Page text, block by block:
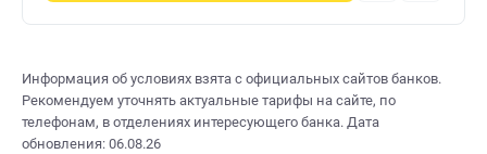
Информация об условиях взята с официальных сайтов банков.
Рекомендуем уточнять актуальные тарифы на сайте, по
телефонам, в отделениях интересующего банка. Дата
обновления: 06.08.26